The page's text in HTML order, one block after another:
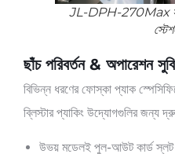
JL-DPH-270Max
ছাঁচ পরিবর্তন & অপারেশন
বিভিন্ন ধরণের ফোস্কা প্যাক
ব্লিস্টার প্যাকিং উদ্যোগগুলির জন্য
উভয় মডেলই পুল-আউট কার্ড স্লট